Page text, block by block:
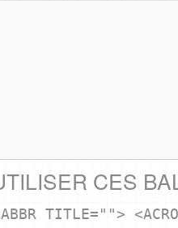
CES
TITLE="">